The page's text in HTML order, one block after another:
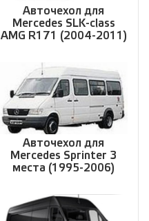
Авточехол для
Mercedes SLK-class
AMG R171 (2004-2011)
Авточехол для
Mercedes Sprinter 3
места (1995-2006)